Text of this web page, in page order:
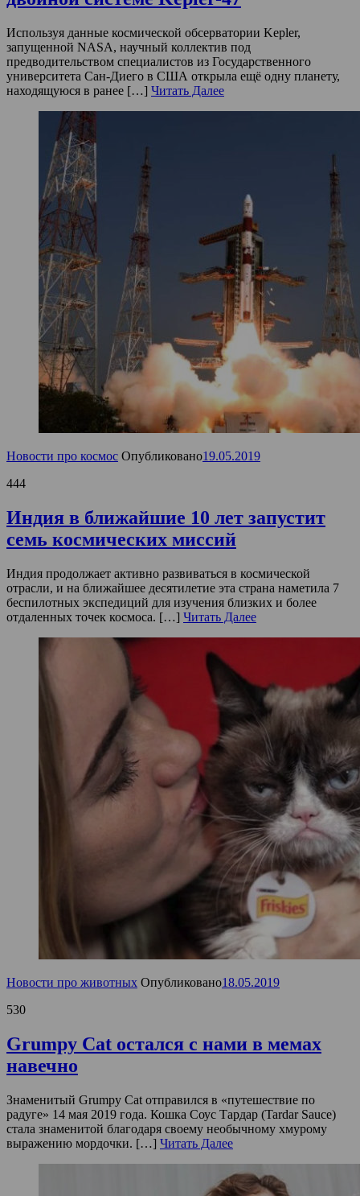
Используя данные космической обсерватории Kepler,
запущенной NASA, научный коллектив под
предводительством специалистов из Государственного
университета Сан-Диего в США открыла ещё одну планету,
находящуюся в ранее […] Читать Далее
Новости про космос Опубликовано19.05.2019
444
Индия в ближайшие 10 лет запустит
семь космических миссий
Индия продолжает активно развиваться в космической
отрасли, и на ближайшее десятилетие эта страна наметила 7
беспилотных экспедиций для изучения близких и более
отдаленных точек космоса. […] Читать Далее
Новости про животных Опубликовано18.05.2019
530
Grumpy Cat остался с нами в мемах
навечно
Знаменитый Grumpy Cat отправился в «путешествие по
радуге» 14 мая 2019 года. Кошка Соус Тардар (Tardar Sauce)
стала знаменитой благодаря своему необычному хмурому
выражению мордочки. […] Читать Далее